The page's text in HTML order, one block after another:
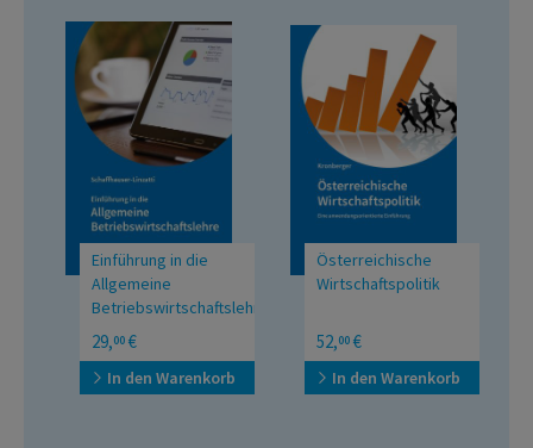
Einführung in die
Allgemeine
Betriebswirtschaftslehre
29,00 €
In den Warenkorb
Österreichische
Wirtschaftspolitik
Eine
anwendungsorientierte
Einführung
52,00 €
In den Warenkorb